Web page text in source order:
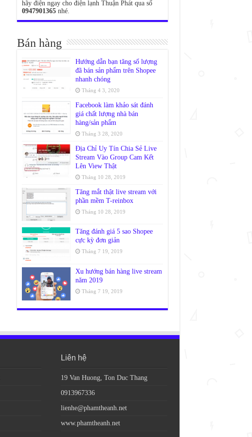
hãy điện ngay cho điện lạnh Thuận Phát qua số
0947901365nhé.
Bán hàng
Hướng dẫn bạn tăng số lượng
đã bán sản phẩm trên Shopee
nhanh chóng
Tháng 4 3, 2020
Facebook làm khảo sát đánh
giá chất lượng nhà bán
hàng/sản phẩm
Tháng 3 28, 2020
Địa Chỉ Uy Tín Chia Sẻ Live
Stream Vào Group Cam Kết
Lên View Thật
Tháng 10 28, 2019
Tăng mắt thật live stream với
phần mềm T-reinbox
Tháng 10 28, 2019
Tăng đánh giá 5 sao Shopee
cực kỳ đơn giản
Tháng 7 19, 2019
Xu hướng bán hàng live stream
năm 2019
Tháng 7 19, 2019
Liên hệ
19 Van Huong, Ton Duc Thang
0913967336
lienhe@phamtheanh.net
www.phamtheanh.net